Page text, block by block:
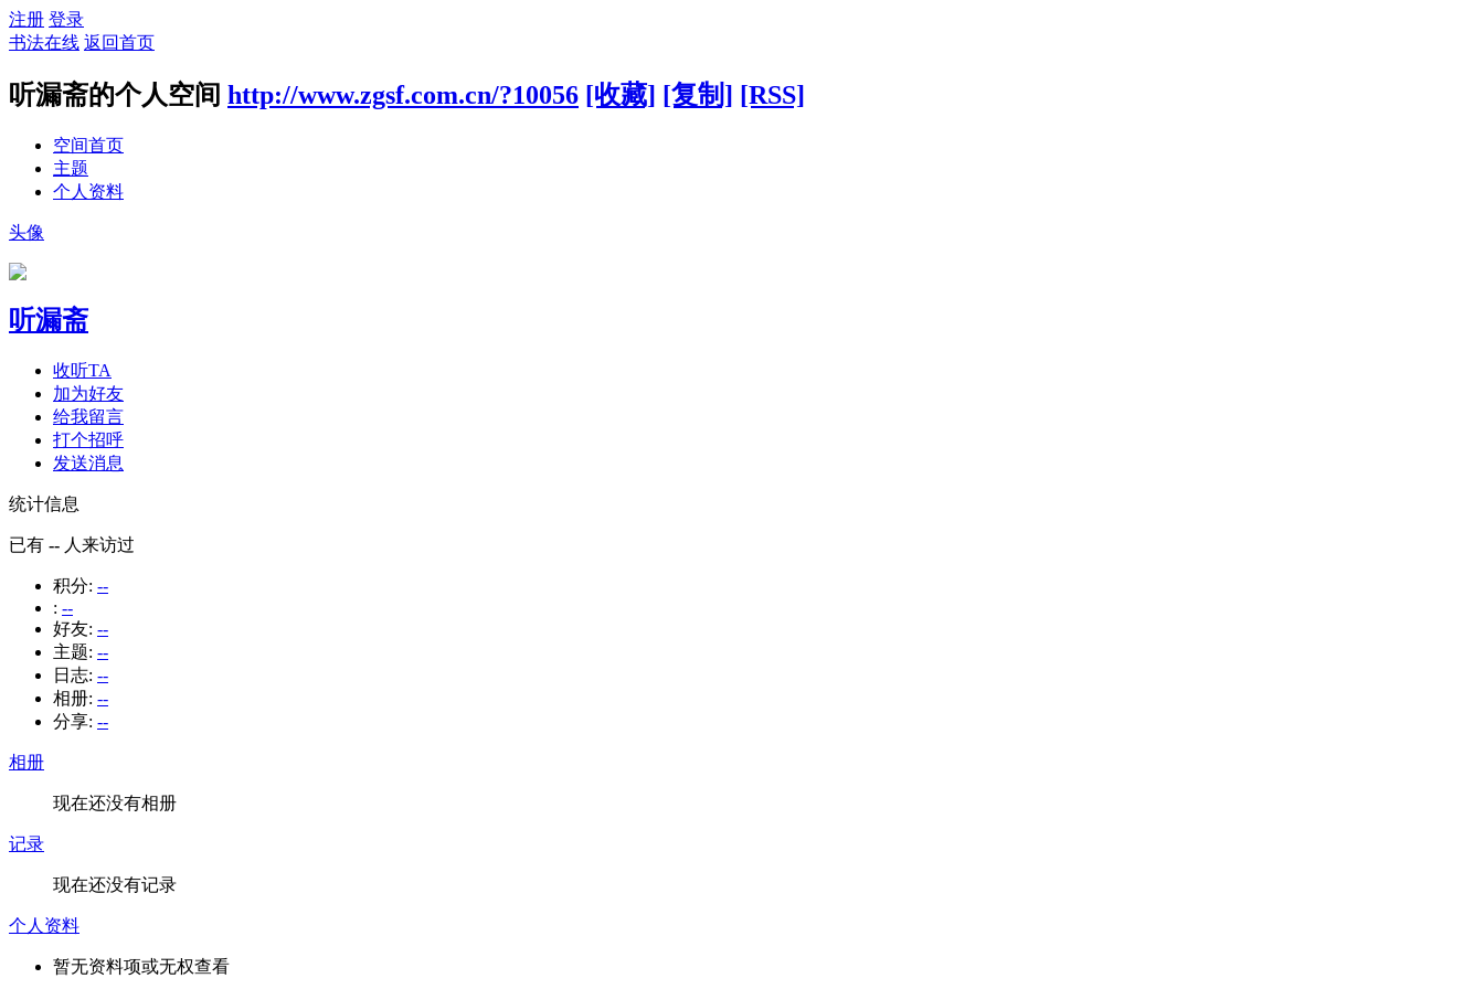
注册 登录
书法在线 返回首页
听漏斋的个人空间 http://www.zgsf.com.cn/?10056 [收藏] [复制] [RSS]
空间首页
主题
个人资料
头像
听漏斋
收听TA
加为好友
给我留言
打个招呼
发送消息
统计信息
已有 -- 人来访过
积分: --
: --
好友: --
主题: --
日志: --
相册: --
分享: --
相册
现在还没有相册
记录
现在还没有记录
个人资料
暂无资料项或无权查看